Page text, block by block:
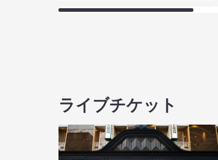
ライブチケット